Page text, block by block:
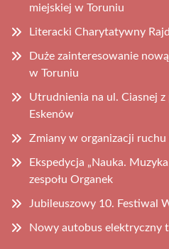
miejskiej w Toruniu
Literacki Charytatywny
Duże zainteresowanie
w Toruniu
Utrudnienia na ul. Ciasnej
Eskenów
Zmiany w organizacji
Ekspedycja „Nauka.
zespołu Organek
Jubileuszowy 10. Festiwal
Nowy autobus elektryczny